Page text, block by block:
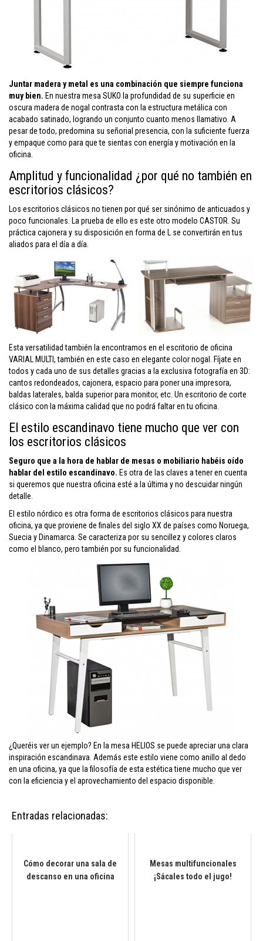
Juntar madera y metal es una combinación que siempre funciona
muy bien. En nuestra mesa SUKO la profundidad de su superficie en
oscura madera de nogal contrasta con la estructura metálica con
acabado satinado, logrando un conjunto cuanto menos llamativo. A
pesar de todo, predomina su señorial presencia, con la suficiente fuerza
y empaque como para que te sientas con energía y motivación en la
oficina.
Amplitud y funcionalidad ¿por qué no también en
escritorios clásicos?
Los escritorios clásicos no tienen por qué ser sinónimo de anticuados y
poco funcionales. La prueba de ello es este otro modelo CASTOR. Su
práctica cajonera y su disposición en forma de L se convertirán en tus
aliados para el día a día.
Esta versatilidad también la encontramos en el escritorio de oficina
VARIAL MULTI, también en este caso en elegante color nogal. Fíjate en
todos y cada uno de sus detalles gracias a la exclusiva fotografía en 3D:
cantos redondeados, cajonera, espacio para poner una impresora,
baldas laterales, balda superior para monitor, etc. Un escritorio de corte
clásico con la máxima calidad que no podrá faltar en tu oficina.
El estilo escandinavo tiene mucho que ver con
los escritorios clásicos
Seguro que a la hora de hablar de mesas o mobiliario habéis oído
hablar del estilo escandinavo. Es otra de las claves a tener en cuenta
si queremos que nuestra oficina esté a la última y no descuidar ningún
detalle.
El estilo nórdico es otra forma de escritorios clásicos para nuestra
oficina, ya que proviene de finales del siglo XX de países como Noruega,
Suecia y Dinamarca. Se caracteriza por su sencillez y colores claros
como el blanco, pero también por su funcionalidad.
¿Queréis ver un ejemplo? En la mesa HELIOS se puede apreciar una clara
inspiración escandinava. Además este estilo viene como anillo al dedo
en una oficina, ya que la filosofía de esta estética tiene mucho que ver
con la eficiencia y el aprovechamiento del espacio disponible.
Entradas relacionadas:
Cómo decorar una sala de
descanso en una oficina
Mesas multifuncionales
¡Sácales todo el jugo!